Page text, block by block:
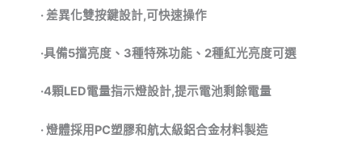
· 差異化雙按鍵設計,可快速操作
·具備5擋亮度、 3種特殊功能、 2種紅光亮度可選
·4顆LED電量指示燈設計,提示電池剩餘電量
·燈體採用 PC塑膠和航太級鋁合金材料製造